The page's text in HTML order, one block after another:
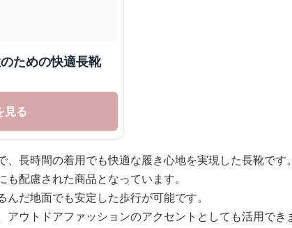
ための快適長靴
見る
長時間の着用でも快適な履き心地を実現した長靴です。
配慮された商品となっています。
だ地面でも安定した歩行が可能です。
ウトドアファッションのアクセントとしても活用でき